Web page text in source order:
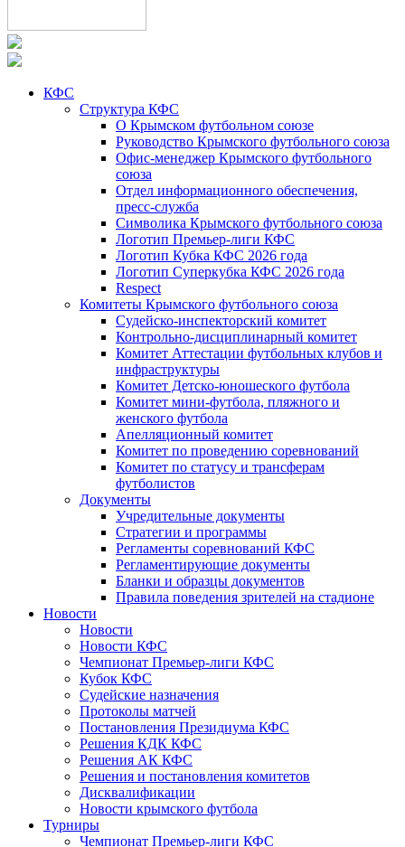
КФС
Структура КФС
О Крымском футбольном союзе
Руководство Крымского футбольного союза
Офис-менеджер Крымского футбольного
союза
Отдел информационного обеспечения,
пресс-служба
Символика Крымского футбольного союза
Логотип Премьер-лиги КФС
Логотип Кубка КФС 2026 года
Логотип Суперкубка КФС 2026 года
Respect
Комитеты Крымского футбольного союза
Судейско-инспекторский комитет
Контрольно-дисциплинарный комитет
Комитет Аттестации футбольных клубов и
инфраструктуры
Комитет Детско-юношеского футбола
Комитет мини-футбола, пляжного и
женского футбола
Апелляционный комитет
Комитет по проведению соревнований
Комитет по статусу и трансферам
футболистов
Документы
Учредительные документы
Стратегии и программы
Регламенты соревнований КФС
Регламентирующие документы
Бланки и образцы документов
Правила поведения зрителей на стадионе
Новости
Новости
Новости КФС
Чемпионат Премьер-лиги КФС
Кубок КФС
Судейские назначения
Протоколы матчей
Постановления Президиума КФС
Решения КДК КФС
Решения АК КФС
Решения и постановления комитетов
Дисквалификации
Новости крымского футбола
Турниры
Чемпионат Премьер-лиги КФС